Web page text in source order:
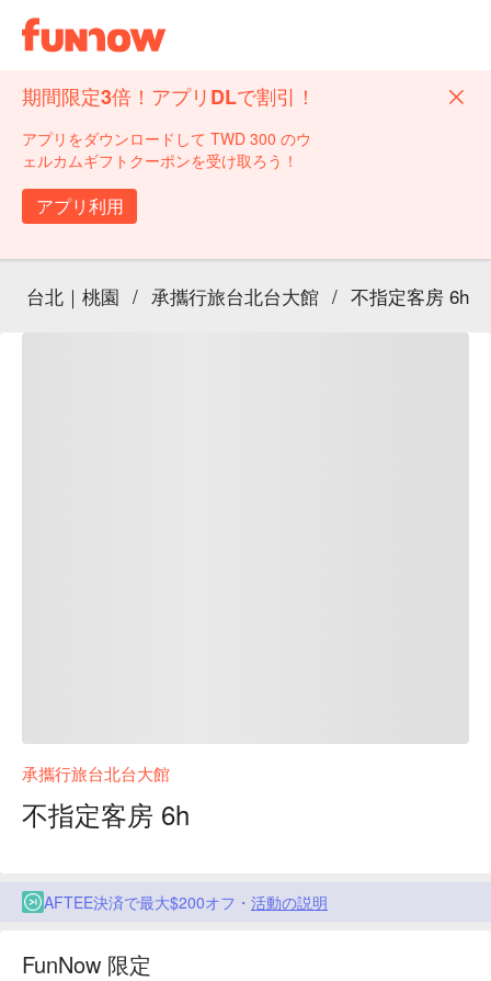
期間限定3倍！アプリDLで割引！
アプリをダウンロードして TWD 300 のウ
ェルカムギフトクーポンを受け取ろう！
アプリ利用
台北｜桃園 / 承攜行旅台北台大館 / 不指定客房 6h
承攜行旅台北台大館
不指定客房 6h
AFTEE決済で最大$200オフ・ 活動の説明
FunNow 限定